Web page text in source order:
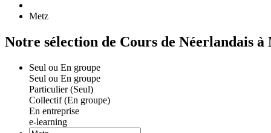
Metz
Notre sélection de Cours de Néerlandais à
Seul ou En groupe
Seul ou En groupe
Particulier (Seul)
Collectif (En groupe)
En entreprise
e-learning